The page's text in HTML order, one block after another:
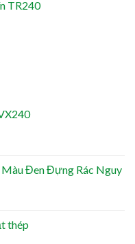
TR240
Màu Đen Đựng Rác Nguy
thép